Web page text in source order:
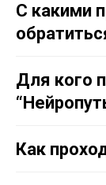
С какими
Для кого
Как